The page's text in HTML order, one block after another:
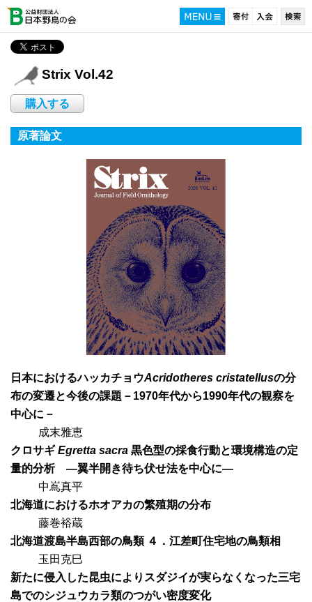
Strix Vol.42
購入する
原著論文
日本におけるハッカチョウAcridotheres cristatellusの分
布の変遷と今後の課題－1970年代から1990年代の観察を
中心に－
成末雅恵
クロサギEgretta sacra 黒色型の採食行動と環境構造の定
量的分析 —翼半開き待ち伏せ法を中心に—
中嶌真平
北海道におけるホオアカの繁殖期の分布
藤巻裕蔵
北海道渡島半島西部の鳥類 ４．江差町住宅地の鳥類相
玉田克巳
新たに侵入した昆虫によりスダジイが実らなくなった三宅
島でのシジュウカラ類のつがい密度変化